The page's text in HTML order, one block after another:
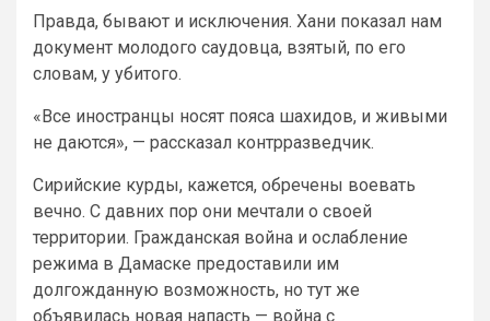
Правда, бывают и исключения. Хани показал нам
документ молодого саудовца, взятый, по его
словам, у убитого.
«Все иностранцы носят пояса шахидов, и живыми
не даются», — рассказал контрразведчик.
Сирийские курды, кажется, обречены воевать
вечно. С давних пор они мечтали о своей
территории. Гражданская война и ослабление
режима в Дамаске предоставили им
долгожданную возможность, но тут же
объявилась новая напасть — война с